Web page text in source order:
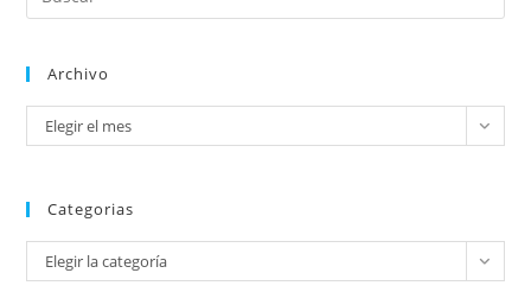
Archivo
Elegir el mes
Categorias
Elegir la categoría